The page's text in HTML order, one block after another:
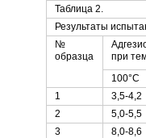
Таблица 2.
Результаты
№
образца
при
100°С
1
3,5-4,2
2
5,0-5,5
3
8,0-8,6